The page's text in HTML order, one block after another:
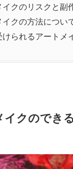
イクのリスクと副
イクの方法につい
られるアートメ
イクのでき